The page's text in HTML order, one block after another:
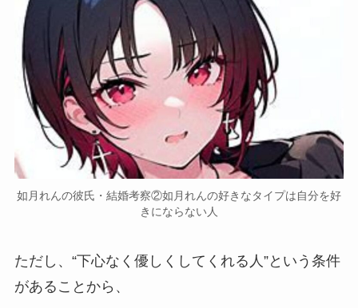
如月れんの彼氏・結婚考察②如月れんの好きなタイプは自分を好
きにならない人
ただし 、“下心なく優しくしてくれる人”という条件
があることから、